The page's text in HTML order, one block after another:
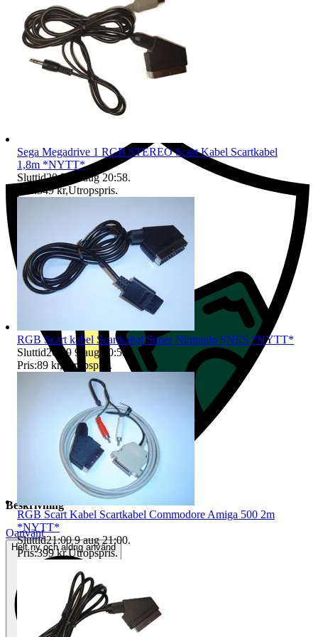
Ersättning om du inte får din vara
Beskrivning
Oanvänt
Helt ny och aldrig använd
Sega Megadrive 1 RGB STEREO Scart Kabel Scartkabel
1,8m *NYTT*
Sluttid20:58 9 aug 20:58.
Pris:349 kr,Utropspris.
RGB Scart kabel Scartkabel Super Nintendo SNES *NYTT*
Sluttid20:59 9 aug 20:59
Pris:89 kr, Utropspris .
RGB Scart Kabel Scartkabel Commodore Amiga 500 2m
*NYTT*
Sluttid21:00 9 aug 21:00.
Pris:399 kr,Utropspris.